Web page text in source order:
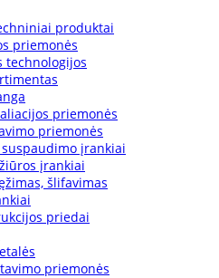
produktai
priemonės
technologijos
priemonės
priemonės
įrankiai
įrankiai
šlifavimas
priedai
priemonės